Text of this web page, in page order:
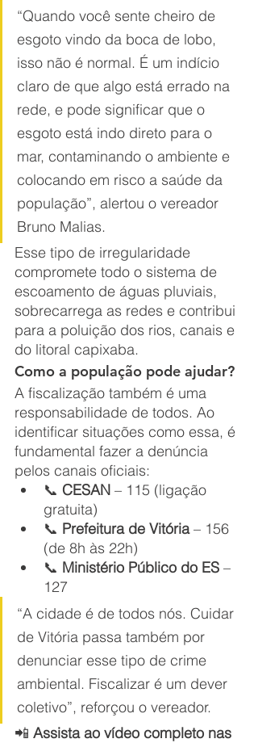
“Quando você sente cheiro de
esgoto vindo da boca de lobo,
isso não é normal. É um indício
claro de que algo está errado na
rede, e pode significar que o
esgoto está indo direto para o
mar, contaminando o ambiente e
colocando em risco a saúde da
população”, alertou o vereador
Bruno Malias.
Esse tipo de irregularidade
compromete todo o sistema de
escoamento de águas pluviais,
sobrecarrega as redes e contribui
para a poluição dos rios, canais e
do litoral capixaba.
Como a população pode ajudar?
A fiscalização também é uma
responsabilidade de todos. Ao
identificar situações como essa, é
fundamental fazer a denúncia
pelos canais oficiais:
📞 CESAN – 115 (ligação
gratuita)
📞 Prefeitura de Vitória – 156
(de 8h às 22h)
📞 Ministério Público do ES –
127
“A cidade é de todos nós. Cuidar
de Vitória passa também por
denunciar esse tipo de crime
ambiental. Fiscalizar é um dever
coletivo”, reforçou o vereador.
📲 Assista ao vídeo completo nas